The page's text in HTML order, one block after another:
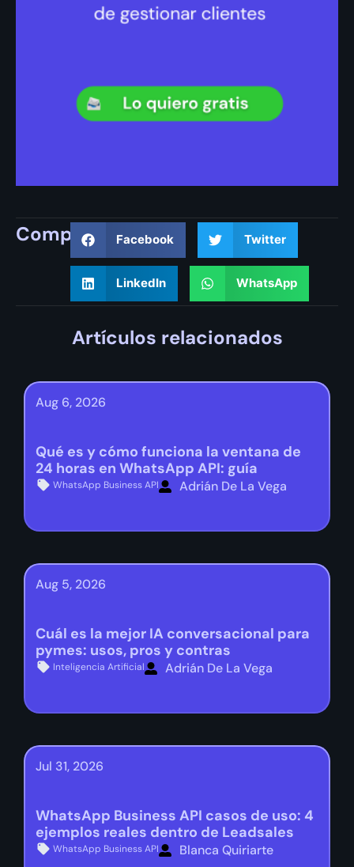
Compartir Facebook Twitter
LinkedIn WhatsApp
Artículos relacionados
Aug 6, 2026
Qué es y cómo funciona la ventana de
24 horas en WhatsApp API: guía
WhatsApp Business API Adrián De La Vega
Aug 5, 2026
Cuál es la mejor IA conversacional para
pymes: usos, pros y contras
Inteligencia Artificial Adrián De La Vega
Jul 31, 2026
WhatsApp Business API casos de uso: 4
ejemplos reales dentro de Leadsales
WhatsApp Business API Blanca Quiriarte